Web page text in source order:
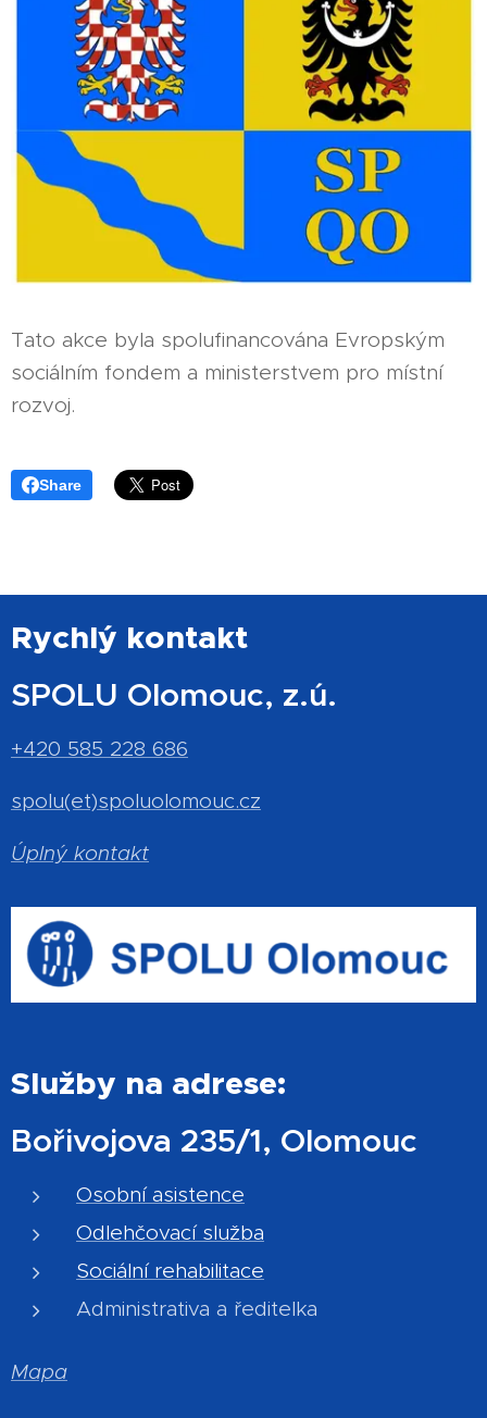
Tato akce byla spolufinancována Evropským
sociálním fondem a ministerstvem pro místní
rozvoj.
Share
Rychlý kontakt
SPOLU Olomouc, z.ú.
+420 585 228 686
spolu(et)spoluolomouc.cz
Úplný kontakt
Služby na adrese:
Bořivojova 235/1, Olomouc
Osobní asistence
Odlehčovací služba
Sociální rehabilitace
Administrativa a ředitelka
Mapa